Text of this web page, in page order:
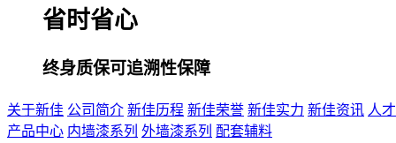
省时省心
终身质保可追溯性保障
关于新佳 公司简介 新佳历程 新佳荣誉 新佳实力 新佳资讯 人
产品中心 内墙漆系列 外墙漆系列 配套辅料